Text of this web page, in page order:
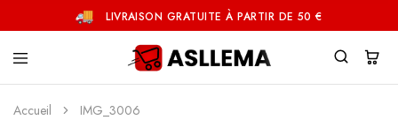
LIVRAISON GRATUITE À PARTIR DE 50 €
Accueil IMG_3006